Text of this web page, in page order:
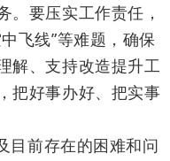
。要压实工作责任，
飞线”等难题，确保
解、支持改造提升工
把好事办好、把实事
目前存在的困难和问